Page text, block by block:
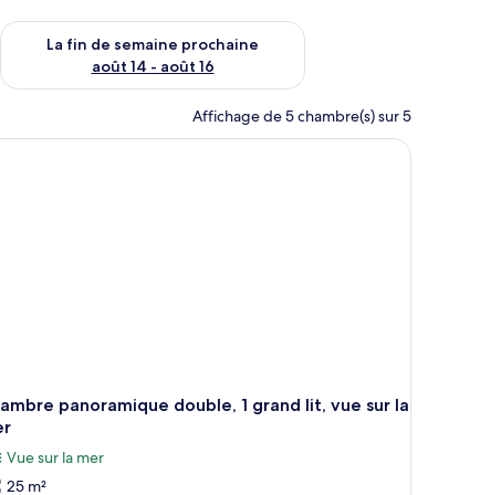
semaine août 7 - août 9
La fin de semaine prochaine
août 14 - août 16
Vérifier la disponibilité pour la fin de semaine prochaine août
Affichage de 5 chambre(s) sur 5
accrochées au mur.
fenêtre donnant sur un beau paysage, une table de chevet et un sac
panoramique double, 1 grand lit, vue sur la
Vue sur la mer
25 m²